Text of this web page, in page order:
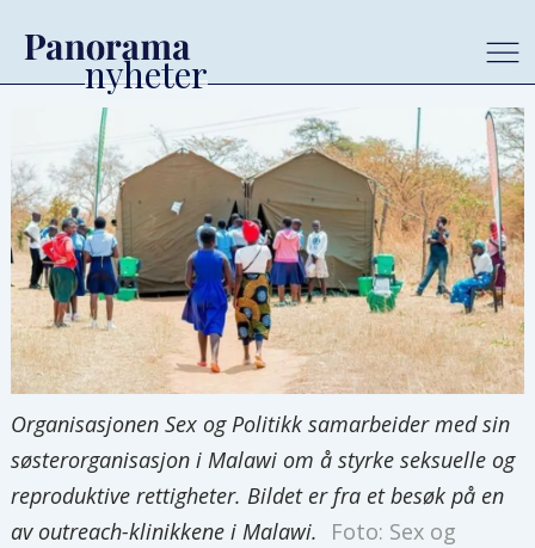
Organisasjonen Sex og Politikk samarbeider med sin
søsterorganisasjon i Malawi om å styrke seksuelle og
reproduktive rettigheter. Bildet er fra et besøk på en
av outreach-klinikkene i Malawi.
Foto: Sex og